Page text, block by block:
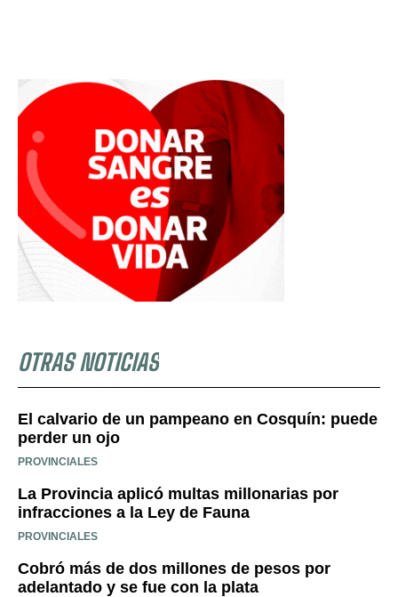
OTRAS NOTICIAS
El calvario de un pampeano en Cosquín: puede
perder un ojo
PROVINCIALES
La Provincia aplicó multas millonarias por
infracciones a la Ley de Fauna
PROVINCIALES
Cobró más de dos millones de pesos por
adelantado y se fue con la plata